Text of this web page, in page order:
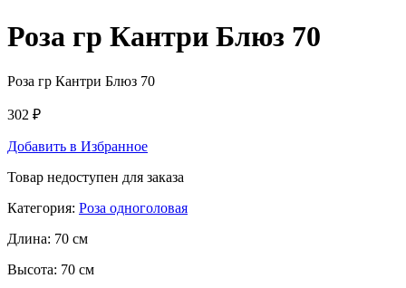
Роза гр Кантри Блюз 70
Роза гр Кантри Блюз 70
302 ₽
Добавить в Избранное
Товар недоступен для заказа
Категория: Роза одноголовая
Длина: 70 см
Высота: 70 см